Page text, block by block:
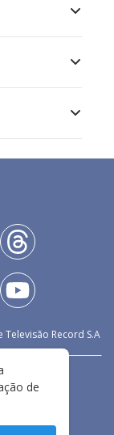
Televisão Record S.A
de